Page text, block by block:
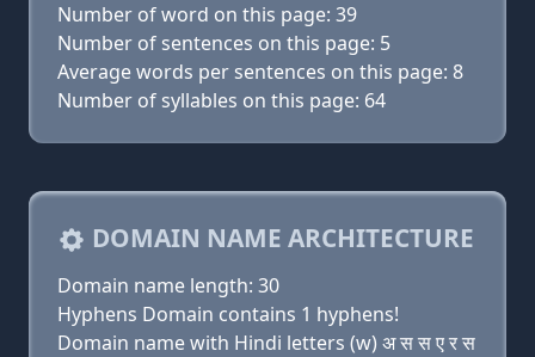
Number of word on this page: 39
Number of sentences on this page: 5
Average words per sentences on this page: 8
Number of syllables on this page: 64
DOMAIN NAME ARCHITECTURE
Domain name length: 30
Hyphens Domain contains 1 hyphens!
Domain name with Hindi letters (w) अ स स ए र स